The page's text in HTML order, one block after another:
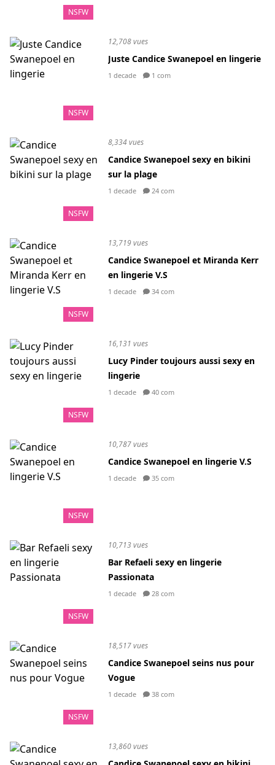
NSFW
NSFW
12,708 vues
Juste Candice Swanepoel en lingerie
1 decade 1 com
NSFW
8,334 vues
Candice Swanepoel sexy en bikini
sur la plage
1 decade 24 com
NSFW
13,719 vues
Candice Swanepoel et Miranda Kerr
en lingerie V.S
1 decade 34 com
NSFW
16,131 vues
Lucy Pinder toujours aussi sexy en
lingerie
1 decade 40 com
NSFW
10,787 vues
Candice Swanepoel en lingerie V.S
1 decade 35 com
NSFW
10,713 vues
Bar Refaeli sexy en lingerie
Passionata
1 decade 28 com
NSFW
18,517 vues
Candice Swanepoel seins nus pour
Vogue
1 decade 38 com
13,860 vues